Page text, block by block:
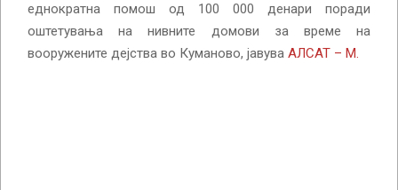
еднократна помош од 100 000 денари поради
оштетувања на нивните домови за време на
вооружените дејства во Куманово, јавува АЛСАТ – М.